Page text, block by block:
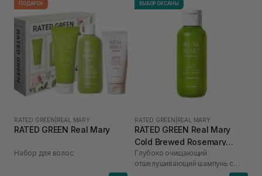
ПОДАРОК
RATED GREEN REAL MARY
RATED GREEN Real Mary
Набор для волос
ВЫБОР ОКСАНЫ
RATED GREEN REAL MARY
RATED GREEN Real Mary
Cold Brewed Rosemary
Exfoliating Scalp Shampoo
100 мл
Глубоко очищающий
отшелушивающий шампунь с